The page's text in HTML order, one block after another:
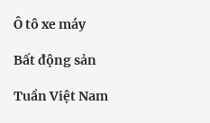
Ô tô xe máy
Bất động sản
Tuần Việt Nam